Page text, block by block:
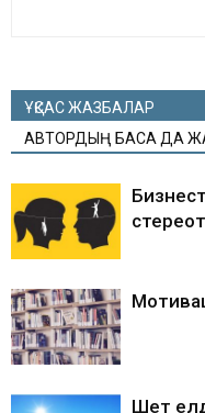
ҰҚСАС ЖАЗБАЛАР
АВТОРДЫҢ БАСҚА ДА
Шет